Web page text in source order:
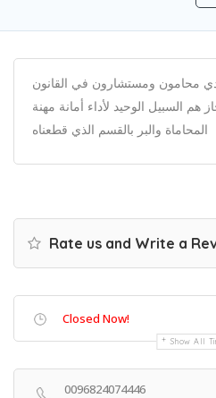
محامون ومستشارون في القانون
هم السبيل الوحيد لأداء أمانة مهنة
المحاماة والبر بالقسم الذي قطعناه
Rate us and Write a
Closed Now!
Show All
0096824074446